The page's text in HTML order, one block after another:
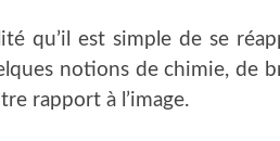
qu’il est simple de se
notions de chimie, de
rapport à l’image.